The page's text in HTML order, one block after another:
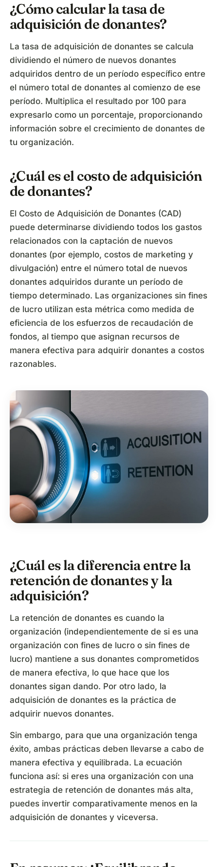
¿Cómo calcular la tasa de
adquisición de donantes?
La tasa de adquisición de donantes se calcula
dividiendo el número de nuevos donantes
adquiridos dentro de un período específico entre
el número total de donantes al comienzo de ese
período. Multiplica el resultado por 100 para
expresarlo como un porcentaje, proporcionando
información sobre el crecimiento de donantes de
tu organización.
¿Cuál es el costo de adquisición
de donantes?
El Costo de Adquisición de Donantes (CAD)
puede determinarse dividiendo todos los gastos
relacionados con la captación de nuevos
donantes (por ejemplo, costos de marketing y
divulgación) entre el número total de nuevos
donantes adquiridos durante un período de
tiempo determinado. Las organizaciones sin fines
de lucro utilizan esta métrica como medida de
eficiencia de los esfuerzos de recaudación de
fondos, al tiempo que asignan recursos de
manera efectiva para adquirir donantes a costos
razonables.
¿Cuál es la diferencia entre la
retención de donantes y la
adquisición?
La retención de donantes es cuando la
organización (independientemente de si es una
organización con fines de lucro o sin fines de
lucro) mantiene a sus donantes comprometidos
de manera efectiva, lo que hace que los
donantes sigan dando. Por otro lado, la
adquisición de donantes es la práctica de
adquirir nuevos donantes.
Sin embargo, para que una organización tenga
éxito, ambas prácticas deben llevarse a cabo de
manera efectiva y equilibrada. La ecuación
funciona así: si eres una organización con una
estrategia de retención de donantes más alta,
puedes invertir comparativamente menos en la
adquisición de donantes y viceversa.